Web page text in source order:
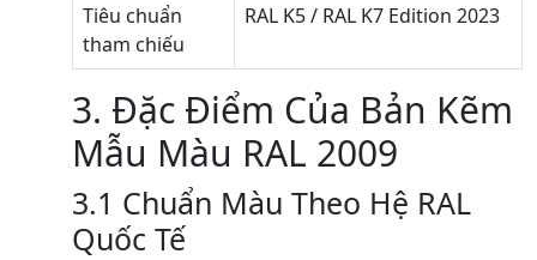
Tiêu chuẩn
tham chiếu
RAL K5 / RAL K7 Edition 2023
3. Đặc Điểm Của Bản Kẽm
Mẫu Màu RAL 2009
3.1 Chuẩn Màu Theo Hệ RAL
Quốc Tế